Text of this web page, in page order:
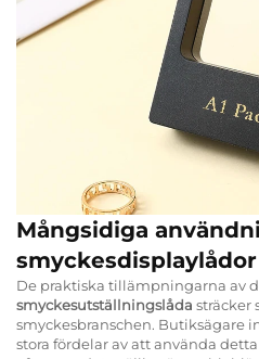
Mångsidiga
smyckesdisplaylådor
De praktiska tillämpningarna av
smyckesutställningslåda sträcker
smyckesbranschen. Butiksägare
stora fördelar av att använda detta